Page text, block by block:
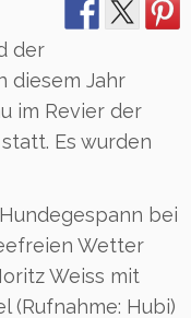
der
diesem Jahr
im Revier der
Es wurden
bei
Wetter
Weiss mit
(Rufnahme: Hubi)